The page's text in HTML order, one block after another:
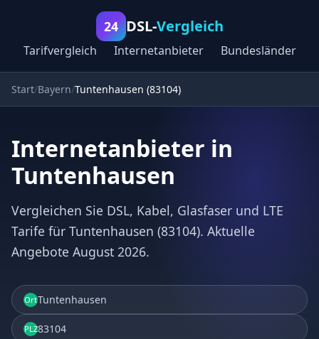
24 DSL-Vergleich
Tarifvergleich Internetanbieter Bundesländer
Start Bayern Tuntenhausen (83104)
Internetanbieter in
Tuntenhausen
Vergleichen Sie DSL, Kabel, Glasfaser und LTE
Tarife für Tuntenhausen (83104). Aktuelle
Angebote August 2026.
OrtTuntenhausen
PLZ83104